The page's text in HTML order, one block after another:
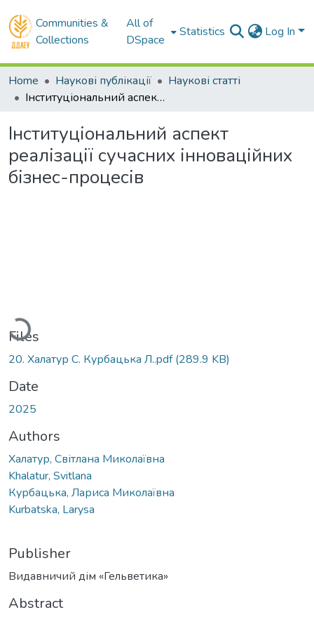
Communities &
Collections
All of
DSpace
Statistics Log In
Home Наукові публікації
Наукові статті
Інституціональний аспект реалізації сучасних інноваційних бізнес-процесів
Інституціональний аспект
реалізації сучасних інноваційних
бізнес-процесів
Loading...
Files
20. Халатур С. Курбацька Л..pdf(289.9 KB)
Date
2025
Authors
Халатур, Світлана Миколаївна
Khalatur, Svitlana
Курбацька, Лариса Миколаївна
Kurbatska, Larysa
Publisher
Видавничий дім «Гельветика»
Abstract